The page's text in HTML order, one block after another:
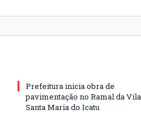
Prefeitura inicia obra de
pavimentação no Ramal da Vila
Santa Maria do Icatu